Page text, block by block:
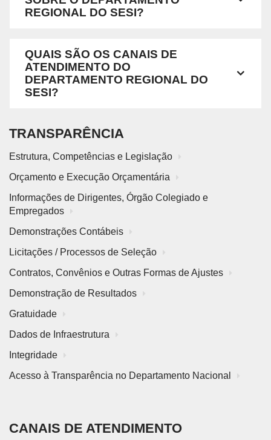
REGIONAL DO SESI?
QUAIS SÃO OS CANAIS DE
ATENDIMENTO DO
DEPARTAMENTO REGIONAL DO
SESI?
TRANSPARÊNCIA
Estrutura, Competências e Legislação
Orçamento e Execução Orçamentária
Informações de Dirigentes, Órgão Colegiado e
Empregados
Demonstrações Contábeis
Licitações / Processos de Seleção
Contratos, Convênios e Outras Formas de Ajustes
Demonstração de Resultados
Gratuidade
Dados de Infraestrutura
Integridade
Acesso à Transparência no Departamento Nacional
CANAIS DE ATENDIMENTO